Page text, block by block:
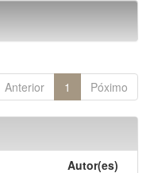
Anterior 1 Póximo
Autor(es)